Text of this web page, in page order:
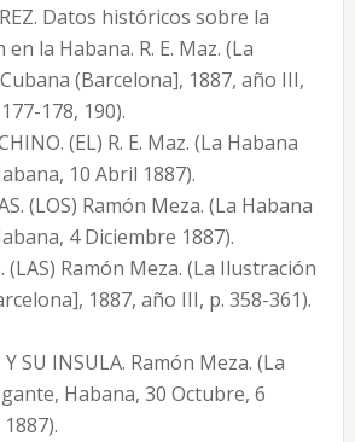
Datos históricos sobre la
la Habana. R. E. Maz. (La
(Barcelona], 1887, año III,
178, 190).
(EL) R. E. Maz. (La Habana
10 Abril 1887).
(LOS) Ramón Meza. (La Habana
4 Diciembre 1887).
(LAS) Ramón Meza. (La Ilustración
1887, año III, p. 358-361).
SU INSULA. Ramón Meza. (La
Habana, 30 Octubre, 6